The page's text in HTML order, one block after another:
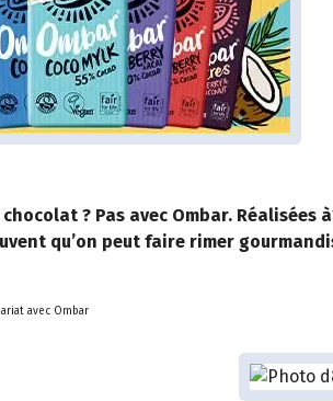
? Pas avec Ombar.
qu’on peut faire rimer
avec Ombar